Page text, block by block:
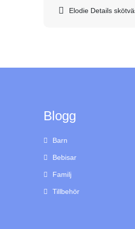
Elodie Details
Blogg
Barn
Bebisar
Familj
Tillbehör